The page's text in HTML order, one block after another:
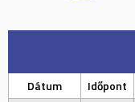
Dátum Időpont